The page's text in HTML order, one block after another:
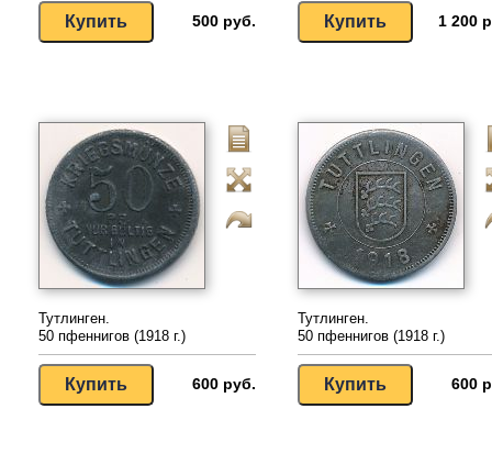
500 руб. 1 200
Тутлинген.
50 пфеннигов (1918 г.)
600 руб.
Тутлинген.
50 пфеннигов (1918 г.)
600